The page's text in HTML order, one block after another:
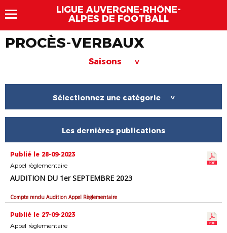
LIGUE AUVERGNE-RHÔNE-
ALPES DE FOOTBALL
PROCÈS-VERBAUX
Saisons >
Sélectionnez une catégorie >
Les dernières publications
Publié le 28-09-2023
Appel règlementaire
AUDITION DU 1er SEPTEMBRE 2023
Compte rendu Audition Appel Règlementaire
Publié le 27-09-2023
Appel règlementaire